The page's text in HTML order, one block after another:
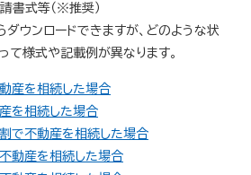
書式等（※推奨）
ダウンロードできますが、どのような状
て様式や記載例が異なります。
産を相続した場合
を相続した場合
で不動産を相続した場合
動産を相続した場合